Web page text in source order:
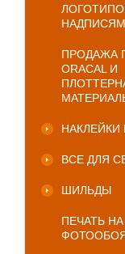
ПРОДАЖА
ORACAL И
НАКЛЕЙКИ
ВСЕ ДЛЯ
ШИЛЬДЫ
ПЕЧАТЬ НА